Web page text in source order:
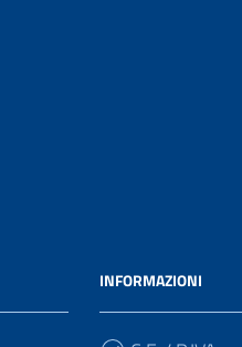
INFORMAZIONI